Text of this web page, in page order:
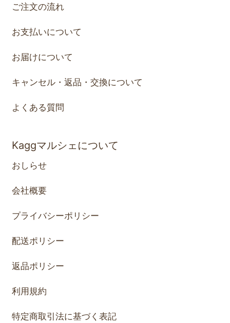
ご注文の流れ
お支払いについて
お届けについて
キャンセル・返品・交換について
よくある質問
Kaggマルシェについて
おしらせ
会社概要
プライバシーポリシー
配送ポリシー
返品ポリシー
利用規約
特定商取引法に基づく表記